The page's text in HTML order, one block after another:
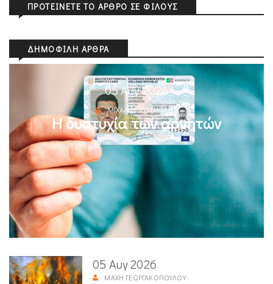
ΠΡΟΤΕΊΝΕΤΕ ΤΟ ΆΡΘΡΟ ΣΕ ΦΊΛΟΥΣ
ΔΗΜΟΦΙΛΉ ΆΡΘΡΑ
05 Αυγ 2026
ΜΙΧΆΛΗΣ ΚΥΡΙΑΚΊΔΗΣ
Η δυστυχία των αρνητών
05 Αυγ 2026
ΜΆΧΗ ΓΕΩΡΓΑΚΟΠΟΎΛΟΥ